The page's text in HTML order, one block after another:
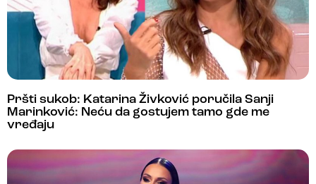
Pršti sukob: Katarina Živković poručila Sanji
Marinković: Neću da gostujem tamo gde me
vređaju